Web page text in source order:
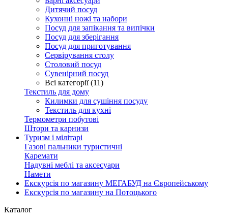
Дитячий посуд
Кухонні ножі та набори
Посуд для запікання та випічки
Посуд для зберігання
Посуд для приготування
Сервірування столу
Столовий посуд
Сувенірний посуд
Всі категорії (11)
Текстиль для дому
Килимки для сушіння посуду
Текстиль для кухні
Термометри побутові
Штори та карнизи
Туризм і мілітарі
Газові пальники туристичні
Каремати
Надувні меблі та аксесуари
Намети
Екскурсія по магазину МЕГАБУД на Європейському
Екскурсія по магазину на Потоцького
Каталог